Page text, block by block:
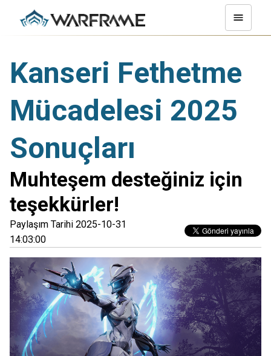
Kanseri Fethetme
Mücadelesi 2025
Sonuçları
Muhteşem desteğiniz için
teşekkürler!
Paylaşım Tarihi 2025-10-31
14:03:00